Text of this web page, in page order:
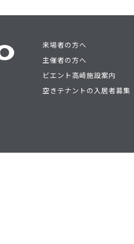
来場者の方へ
主催者の方へ
ビエント高崎施設案内
空きテナントの入居者募集